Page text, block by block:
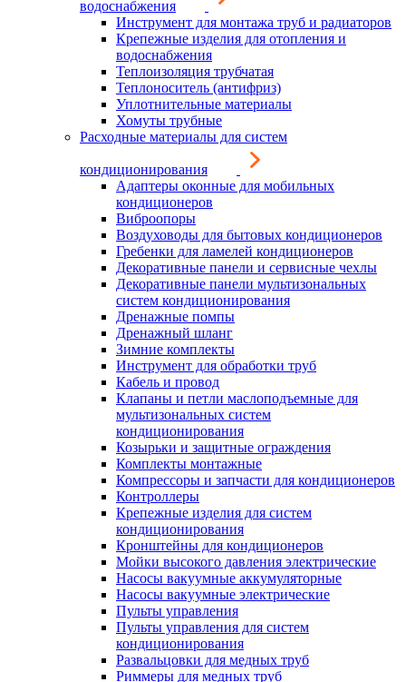
водоснабжения
Инструмент для монтажа труб и радиаторов
Крепежные изделия для отопления и
водоснабжения
Теплоизоляция трубчатая
Теплоноситель (антифриз)
Уплотнительные материалы
Хомуты трубные
Расходные материалы для систем
кондиционирования
Адаптеры оконные для мобильных
кондиционеров
Виброопоры
Воздуховоды для бытовых кондиционеров
Гребенки для ламелей кондиционеров
Декоративные панели и сервисные чехлы
Декоративные панели мультизональных
систем кондиционирования
Дренажные помпы
Дренажный шланг
Зимние комплекты
Инструмент для обработки труб
Кабель и провод
Клапаны и петли маслоподъемные для
мультизональных систем
кондиционирования
Козырьки и защитные ограждения
Комплекты монтажные
Компрессоры и запчасти для кондиционеров
Контроллеры
Крепежные изделия для систем
кондиционирования
Кронштейны для кондиционеров
Мойки высокого давления электрические
Насосы вакуумные аккумуляторные
Насосы вакуумные электрические
Пульты управления
Пульты управления для систем
кондиционирования
Развальцовки для медных труб
Риммеры для медных труб